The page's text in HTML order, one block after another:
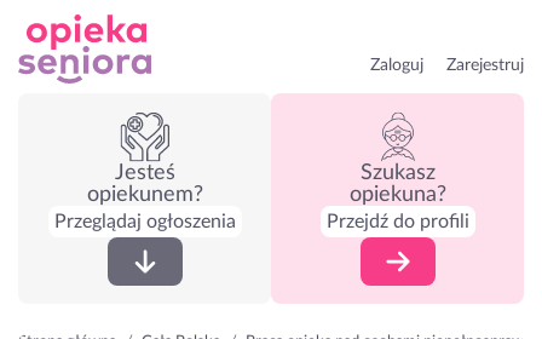
Zaloguj Zarejestruj
Jesteś
opiekunem?
Przeglądaj ogłoszenia
Szukasz
opiekuna?
Przejdź do profili